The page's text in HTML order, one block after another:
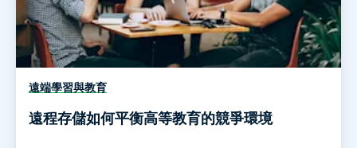
遠端學習與教育
遠程存儲如何平衡高等教育的競爭環境